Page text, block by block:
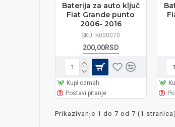
SKU: K000070
Baterija za auto ključ
Fiat Grande punto
2006- 2016
200,00RSD
Kupi odmah
Postavi pitanje
Prikazivanje 1 do 7 od 7 (1 stranica)